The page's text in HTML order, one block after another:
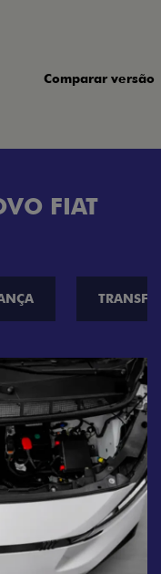
Comparar versão
FIAT